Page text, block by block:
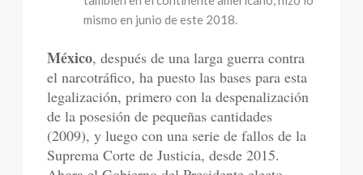
mismo en junio de este 2018.
México, después de una larga guerra contra
el narcotráfico, ha puesto las bases para esta
legalización, primero con la despenalización
de la posesión de pequeñas cantidades
(2009), y luego con una serie de fallos de la
Suprema Corte de Justicia, desde 2015.